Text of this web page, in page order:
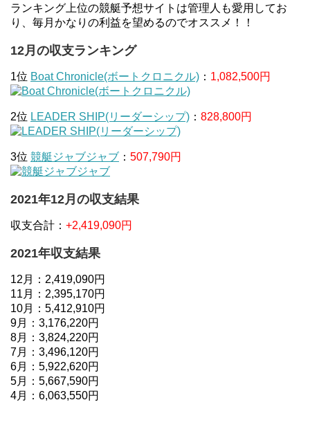
ランキング上位の競艇予想サイトは管理人も愛用してお
り、毎月かなりの利益を望めるのでオススメ！！
12月の収支ランキング
1位 Boat Chronicle(ボートクロニクル) ： 1,082,500円
2位 LEADER SHIP(リーダーシップ) ： 828,800円
3位 競艇ジャブジャブ ： 507,790円
2021年12月の収支結果
収支合計： +2,419,090円
2021年収支結果
12月：2,419,090円
11月：2,395,170円
10月：5,412,910円
9月：3,176,220円
8月：3,824,220円
7月：3,496,120円
6月：5,922,620円
5月：5,667,590円
4月：6,063,550円